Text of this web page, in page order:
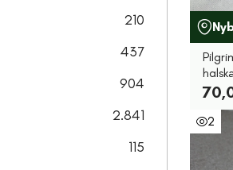
210
437
904
2.841
115
2